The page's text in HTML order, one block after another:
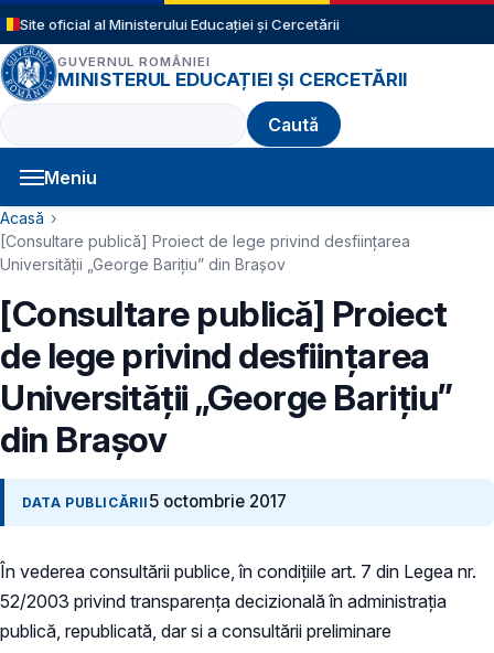
Sari la conținutul principal
Site oficial al Ministerului Educației și Cercetării
GUVERNUL ROMÂNIEI
MINISTERUL EDUCAȚIEI ȘI CERCETĂRII
Caută
Meniu
Navigație principală
Cale de navigare
Acasă
[Consultare publică] Proiect de lege privind desființarea
Universității „George Barițiu” din Brașov
[Consultare publică] Proiect
de lege privind desființarea
Universității „George Barițiu”
din Brașov
DATA PUBLICĂRII 5 octombrie 2017
În vederea consultării publice, în condiţiile art. 7 din Legea nr.
52/2003 privind transparenţa decizională în administraţia
publică, republicată, dar si a consultării preliminare